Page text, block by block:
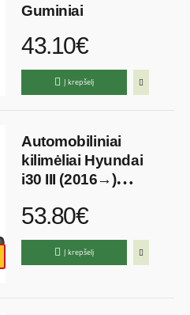
Guminiai
43.10€
Į krepšelį
Automobiliniai
kilimėliai Hyundai
i30 III (2016→)
53.80€
Į krepšelį